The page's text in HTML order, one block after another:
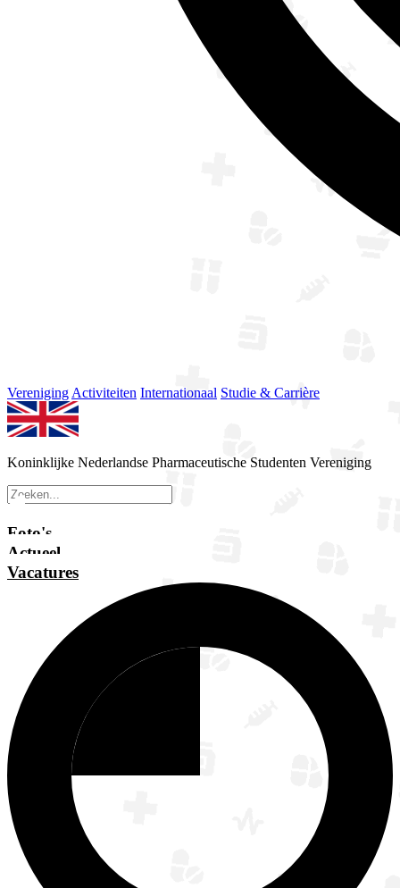
Vereniging Activiteiten Internationaal Studie & Carrière
Koninklijke Nederlandse Pharmaceutische Studenten Vereniging
Foto's
Actueel
Vacatures